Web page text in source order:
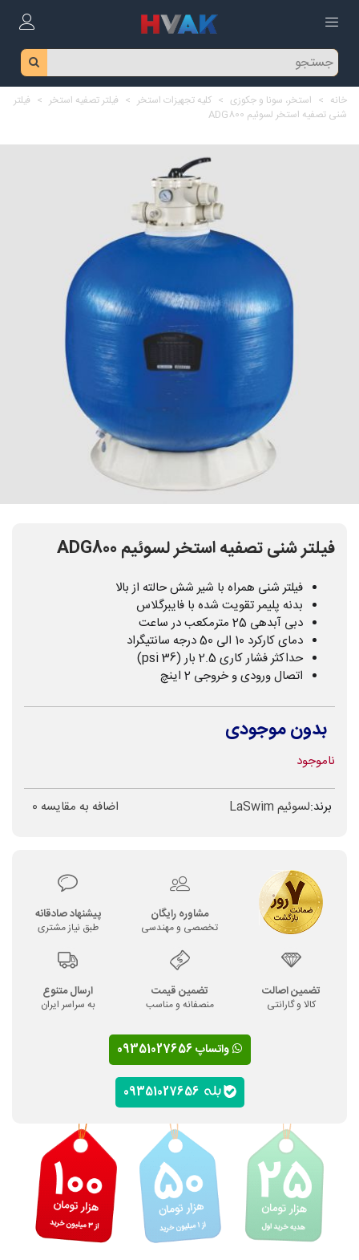
خانه > استخر، سونا و جکوزی > کلیه تجهیزات استخر > فیلتر تصفیه استخر > فیلتر
شنی تصفیه استخر لسوئیم ADG800
فیلتر شنی تصفیه استخر لسوئیم ADG800
فیلتر شنی همراه با شیر شش حالته از بالا
بدنه پلیمر تقویت شده با فایبرگلاس
دبی آبدهی 25 مترمکعب در ساعت
دمای کارکرد 10 الی 50 درجه سانتیگراد
حداکثر فشار کاری 2.5 بار (36 psi)
اتصال ورودی و خروجی 2 اینچ
بدون موجودی
ناموجود
برند:لسوئیم LaSwim اضافه به مقایسه 0
مشاوره رایگان
تخصصی و مهندسی
پیشنهاد صادقانه
طبق نیاز مشتری
تضمین اصالت
کالا و گارانتی
تضمین قیمت
منصفانه و مناسب
ارسال متنوع
به سراسر ایران
واتساپ 09351027656